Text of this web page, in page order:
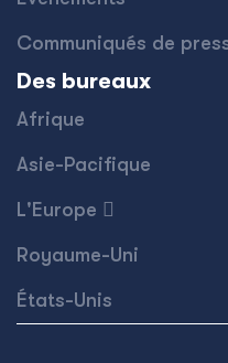
Communiqués de
Des bureaux
Afrique
Asie-Pacifique
L'Europe 
Royaume-Uni
États-Unis